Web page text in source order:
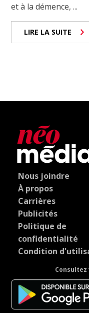
et à la démence, ...
LIRE LA SUITE
Nous joindre
À propos
Carrières
Publicités
Politique de
confidentialité
Condition